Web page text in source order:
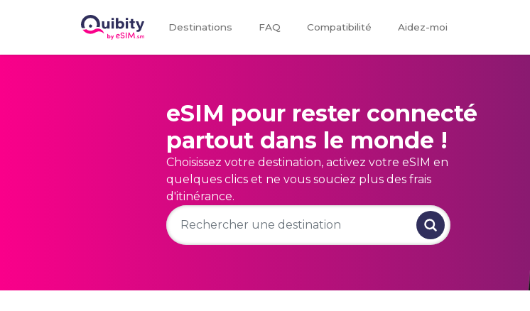
Destinations FAQ Compatibilité Aidez-moi
eSIM pour rester connecté
partout dans le monde !
Choisissez votre destination, activez votre eSIM en
quelques clics et ne vous souciez plus des frais
d'itinérance.